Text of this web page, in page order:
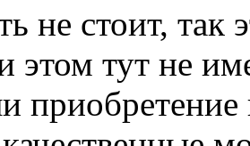
не стоит,
этом тут не